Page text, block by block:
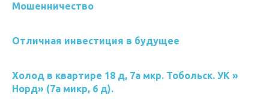
Мошенничество
Отличная инвестиция в будущее
Холод в квартире 18 д, 7а мкр. Тобольск. УК »
Норд» (7а микр, 6 д).